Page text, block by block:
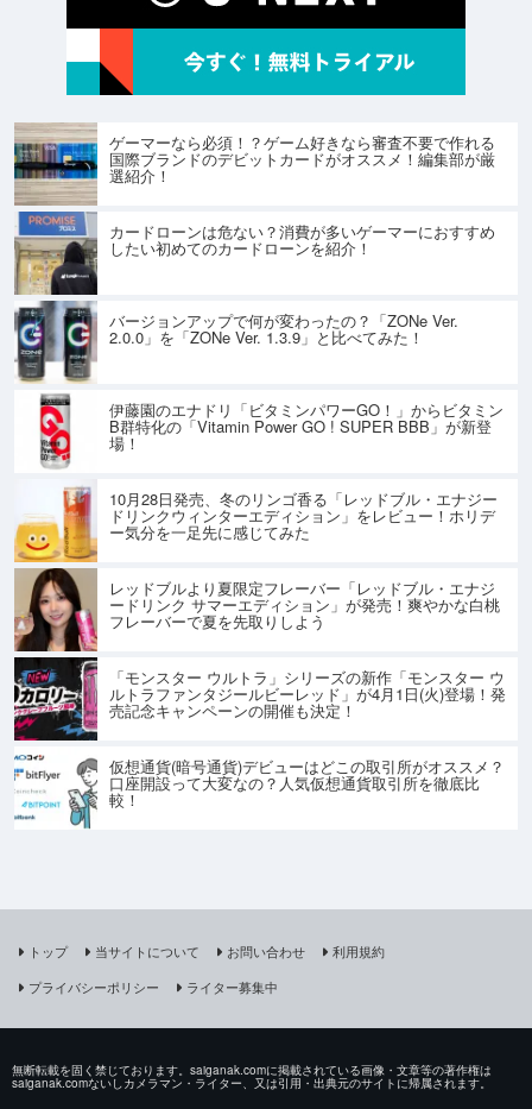
ゲーマーなら必須！？ゲーム好きなら審査不要で作れる
国際ブランドのデビットカードがオススメ！編集部が厳
選紹介！
カードローンは危ない？消費が多いゲーマーにおすすめ
したい初めてのカードローンを紹介！
バージョンアップで何が変わったの？「ZONe Ver.
2.0.0」を「ZONe Ver. 1.3.9」と比べてみた！
伊藤園のエナドリ「ビタミンパワーGO！」からビタミン
B群特化の「Vitamin Power GO ! SUPER BBB」が新登
場！
10月28日発売、冬のリンゴ香る「レッドブル・エナジー
ドリンクウィンターエディション」をレビュー！ホリデ
ー気分を一足先に感じてみた
レッドブルより夏限定フレーバー「レッドブル・エナジ
ードリンク サマーエディション」が発売！爽やかな白桃
フレーバーで夏を先取りしよう
「モンスター ウルトラ」シリーズの新作「モンスター ウ
ルトラファンタジールビーレッド」が4月1日(火)登場！発
売記念キャンペーンの開催も決定！
仮想通貨(暗号通貨)デビューはどこの取引所がオススメ？
口座開設って大変なの？人気仮想通貨取引所を徹底比
較！
トップ 当サイトについて お問い合わせ
利用規約
プライバシーポリシー
ライター募集中
無断転載を固く禁じております。saiganak.comに掲載されている画像・文章等の著作権は
saiganak.comないしカメラマン・ライター、又は引用・出典元のサイトに帰属されます。